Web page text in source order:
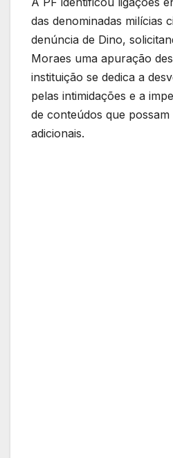
das denominadas milícias
denúncia de Dino,
Moraes uma apuração
instituição se dedica a
pelas intimidações e a
de conteúdos que
adicionais.